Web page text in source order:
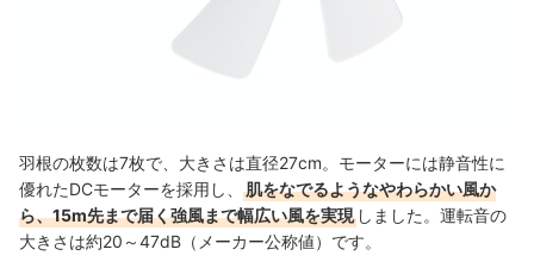
羽根の枚数は7枚で、大きさは直径27cm。モーターには静音性に
優れたDCモーターを採用し、
肌をなでるようなやわらかい風か
ら、15m先まで届く強風まで幅広い風を実現 しました。運転音の
大きさは約20～47dB（メーカー公称値）です。